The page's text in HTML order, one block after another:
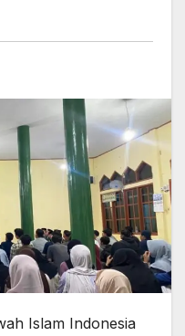
Islam Indonesia